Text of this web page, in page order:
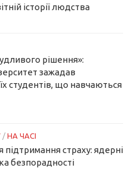
історії людства
рішення»:
зажадав
студентів, що навчаються
/ НА ЧАСІ
підтримання страху: ядерні
безпорадності